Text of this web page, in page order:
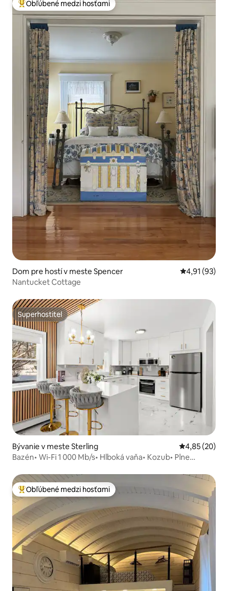
Najobľúbenejšie medzi hosťami
Obľúbené medzi hosťami
Dom pre hostí v meste Spencer Priemerné
4,91 (93)
Nantucket Cottage
Superhostiteľ
Superhostiteľ
Bývanie v meste Sterling Priemerné
4,85 (20)
Bazén• Wi-Fi 1 000 Mb/s• Hlboká vaňa• Kozub• Plne
Najobľúbenejšie medzi hosťami
Obľúbené medzi hosťami